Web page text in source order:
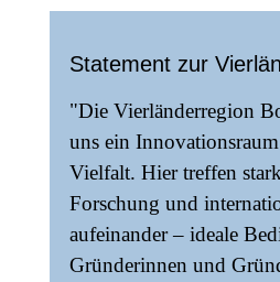
Statement zur
"Die Vierländerregion
uns ein
Vielfalt. Hier treffen
Forschung und
aufeinander – ideale
Gründerinnen und